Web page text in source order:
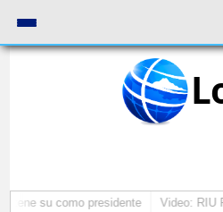
su como presidente Video: RIU